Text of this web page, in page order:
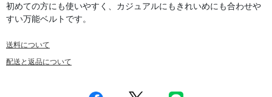
初めての方にも使いやすく、カジュアルにもきれいめにも合わせや
すい万能ベルトです。
送料について
配送と返品について